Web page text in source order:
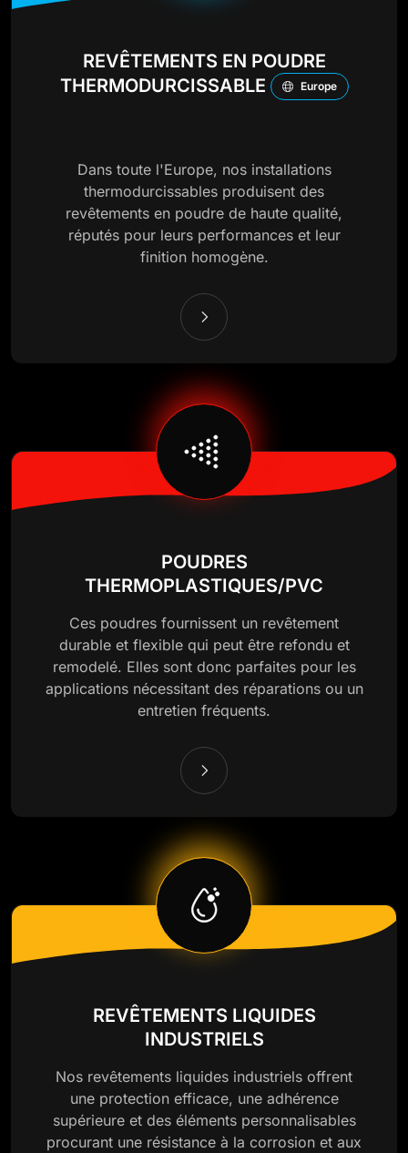
REVÊTEMENTS EN POUDRE
THERMODURCISSABLE
Europe
Dans toute l'Europe, nos installations
thermodurcissables produisent des
revêtements en poudre de haute qualité,
réputés pour leurs performances et leur
finition homogène.
POUDRES
THERMOPLASTIQUES/PVC
Ces poudres fournissent un revêtement
durable et flexible qui peut être refondu et
remodelé. Elles sont donc parfaites pour les
applications nécessitant des réparations ou un
entretien fréquents.
REVÊTEMENTS LIQUIDES
INDUSTRIELS
Nos revêtements liquides industriels offrent
une protection efficace, une adhérence
supérieure et des éléments personnalisables
procurant une résistance à la corrosion et aux